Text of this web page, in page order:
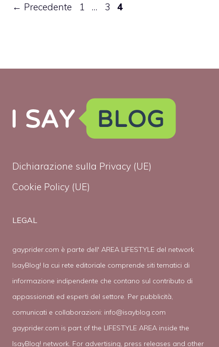
← Precedente Pagina
1 … Pagina
3 Pagina
4
Dichiarazione sulla Privacy (UE)
Cookie Policy (UE)
LEGAL
gayprider.com è parte dell' AREA LIFESTYLE del network
IsayBlog! la cui rete editoriale comprende siti tematici di
informazione indipendente che contano sul contributo di
appassionati ed esperti del settore. Per pubblicità,
comunicati e collaborazioni: info@isayblog.com
gayprider.com is part of the LIFESTYLE AREA inside the
IsayBlog! network. For advertising, press releases and other